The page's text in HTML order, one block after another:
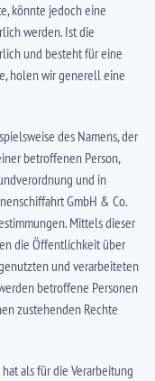
könnte jedoch eine
werden. Ist die
und besteht für eine
holen wir generell eine
des Namens, der
betroffenen Person,
und in
GmbH & Co.
Mittels dieser
die Öffentlichkeit über
und verarbeiteten
betroffene Personen
zustehenden Rechte
als für die Verarbeitung